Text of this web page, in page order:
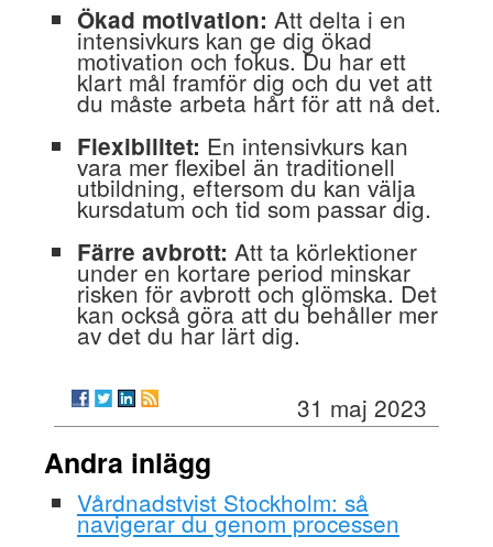
Ökad motivation: Att delta i en
intensivkurs kan ge dig ökad
motivation och fokus. Du har ett
klart mål framför dig och du vet att
du måste arbeta hårt för att nå det.
Flexibilitet: En intensivkurs kan
vara mer flexibel än traditionell
utbildning, eftersom du kan välja
kursdatum och tid som passar dig.
Färre avbrott: Att ta körlektioner
under en kortare period minskar
risken för avbrott och glömska. Det
kan också göra att du behåller mer
av det du har lärt dig.
31 maj 2023
Andra inlägg
Vårdnadstvist Stockholm: så
navigerar du genom processen